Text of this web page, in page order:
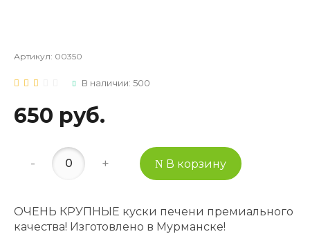
Артикул: 00350
В наличии: 500
650 руб.
- + В корзину
ОЧЕНЬ КРУПНЫЕ куски печени премиального
качества! Изготовлено в Мурманске!